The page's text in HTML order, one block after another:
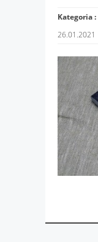
Kategoria :
26.01.2021